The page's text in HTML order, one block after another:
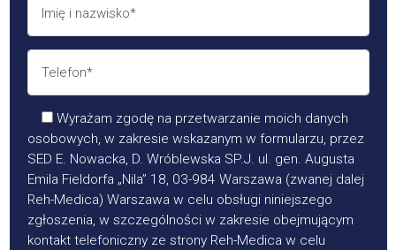
Wyrażam zgodę na przetwarzanie moich danych
osobowych, w zakresie wskazanym w formularzu, przez
SED E. Nowacka, D. Wróblewska SP.J. ul. gen. Augusta
Emila Fieldorfa „Nila” 18, 03-984 Warszawa (zwanej dalej
Reh-Medica) Warszawa w celu obsługi niniejszego
zgłoszenia, w szczególności w zakresie obejmującym
kontakt telefoniczny ze strony Reh-Medica w celu